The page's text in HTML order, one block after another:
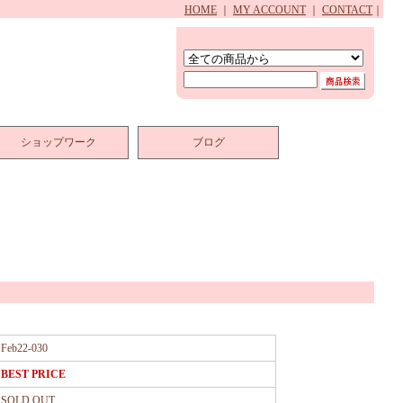
HOME MY ACCOUNT CONTACT
ショップワーク ブログ
Feb22-030
BEST PRICE
SOLD OUT